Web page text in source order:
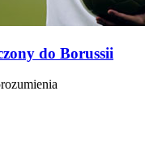
do Borussii